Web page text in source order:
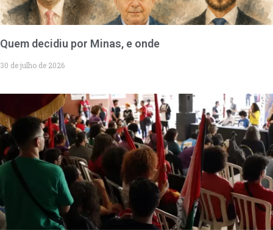
Quem decidiu por Minas, e onde
30 de julho de 2026